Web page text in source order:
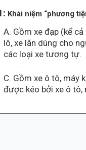
Khái niệm “phương
A. Gồm xe đạp (kể cả
lô, xe lăn dùng cho
các loại xe tương tự.
C. Gồm xe ô tô, máy
được kéo bởi xe ô tô,